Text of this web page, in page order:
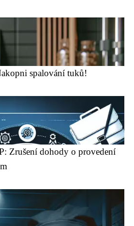
spalování tuků!
Zrušení dohody o provedení